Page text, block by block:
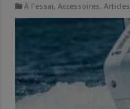
À l'essai,Accessoires,Articles